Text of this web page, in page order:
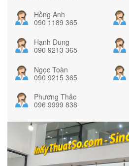
Hồng Anh
090 1189 365
Hạnh Dung
090 9213 365
Ngọc Toàn
090 9215 365
Phương Thảo
096 9999 838